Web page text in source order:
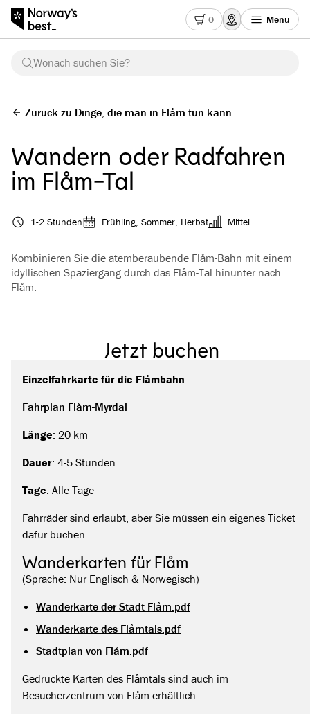
0 Menü
Wonach suchen Sie?
Zurück zu Dinge, die man in Flåm tun kann
Wandern oder Radfahren
im Flåm-Tal
1-2 Stunden Frühling, Sommer, Herbst Mittel
Kombinieren Sie die atemberaubende Flåm-Bahn mit einem
idyllischen Spaziergang durch das Flåm-Tal hinunter nach
Flåm.
Jetzt buchen
Einzelfahrkarte für die Flåmbahn
Fahrplan Flåm-Myrdal
Länge: 20 km
Dauer: 4-5 Stunden
Tage: Alle Tage
Fahrräder sind erlaubt, aber Sie müssen ein eigenes Ticket
dafür buchen.
Wanderkarten für Flåm
(Sprache: Nur Englisch & Norwegisch)
Wanderkarte der Stadt Flåm.pdf
Wanderkarte des Flåmtals.pdf
Stadtplan von Flåm.pdf
Gedruckte Karten des Flåmtals sind auch im
Besucherzentrum von Flåm erhältlich.